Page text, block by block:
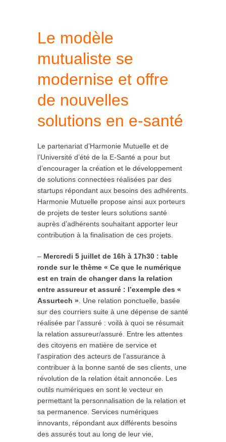
Le modèle
mutualiste se
modernise et offre
de nouvelles
solutions en e-santé
Le partenariat d’Harmonie Mutuelle et de
l’Université d’été de la E-Santé a pour but
d’encourager la création et le développement
de solutions connectées réalisées par des
startups répondant aux besoins des adhérents.
Harmonie Mutuelle propose ainsi aux porteurs
de projets de tester leurs solutions santé
auprès d’adhérents souhaitant apporter leur
contribution à la finalisation de ces projets.
– Mercredi 5 juillet de 16h à 17h30 : table
ronde sur le thème « Ce que le numérique
est en train de changer dans la relation
entre assureur et assuré : l’exemple des «
Assurtech » . Une relation ponctuelle, basée
sur des courriers suite à une dépense de santé
réalisée par l’assuré : voilà à quoi se résumait
la relation assureur/assuré. Entre les attentes
des citoyens en matière de service et
l’aspiration des acteurs de l’assurance à
contribuer à la bonne santé de ses clients, une
révolution de la relation était annoncée. Les
outils numériques en sont le vecteur en
permettant la personnalisation de la relation et
sa permanence. Services numériques
innovants, répondant aux différents besoins
des assurés tout au long de leur vie,